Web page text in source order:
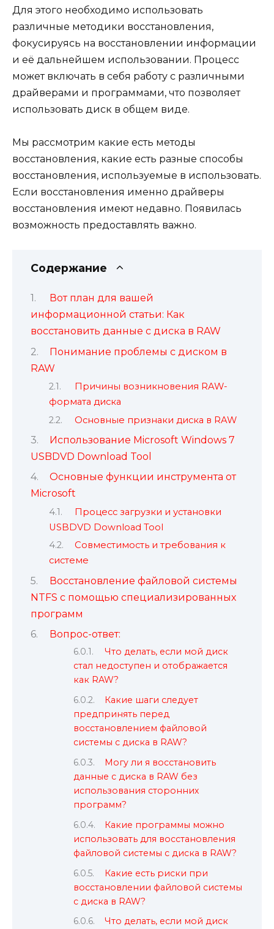
Для этого необходимо использовать
различные методики восстановления,
фокусируясь на восстановлении информации
и её дальнейшем использовании. Процесс
может включать в себя работу с различными
драйверами и программами, что позволяет
использовать диск в общем виде.
Мы рассмотрим какие есть методы
восстановления, какие есть разные способы
восстановления, используемые в использовать.
Если восстановления именно драйверы
восстановления имеют недавно. Появилась
возможность предоставлять важно.
Содержание
Вот план для вашей
информационной статьи: Как
восстановить данные с диска в RAW
Понимание проблемы с диском в
RAW
Причины возникновения RAW-
формата диска
Основные признаки диска в RAW
Использование Microsoft Windows 7
USBDVD Download Tool
Основные функции инструмента от
Microsoft
Процесс загрузки и установки
USBDVD Download Tool
Совместимость и требования к
системе
Восстановление файловой системы
NTFS с помощью специализированных
программ
Вопрос-ответ:
Что делать, если мой диск
стал недоступен и отображается
как RAW?
Какие шаги следует
предпринять перед
восстановлением файловой
системы с диска в RAW?
Могу ли я восстановить
данные с диска в RAW без
использования сторонних
программ?
Какие программы можно
использовать для восстановления
файловой системы с диска в RAW?
Какие есть риски при
восстановлении файловой системы
с диска в RAW?
Что делать, если мой диск